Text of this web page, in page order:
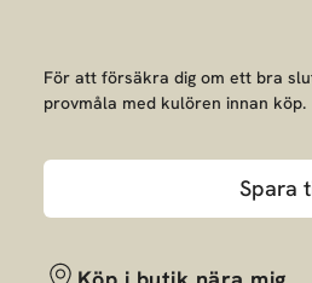
För att försäkra dig om ett bra
provmåla med kulören innan köp.
Spara